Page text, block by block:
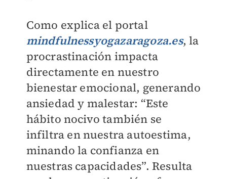
Como explica el portal
mindfulnessyogazaragoza.es, la
procrastinación impacta
directamente en nuestro
bienestar emocional, generando
ansiedad y malestar: “Este
hábito nocivo también se
infiltra en nuestra autoestima,
minando la confianza en
nuestras capacidades”. Resulta